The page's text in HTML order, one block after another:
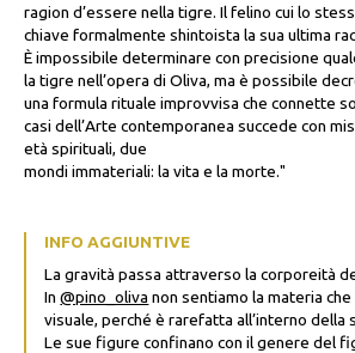
ragion d’essere nella tigre. Il felino cui lo
chiave formalmente shintoista la sua ultima
È impossibile determinare con precisione
la tigre nell’opera di Oliva, ma è possibile
una formula rituale improvvisa che connette
casi dell’Arte contemporanea succede con
età spirituali, due
mondi immateriali: la vita e la morte."
INFO AGGIUNTIVE
La gravità passa attraverso la corporeità
In@pino_oliva non sentiamo la materia
visuale, perché è rarefatta all’interno della
Le sue figure confinano con il genere del